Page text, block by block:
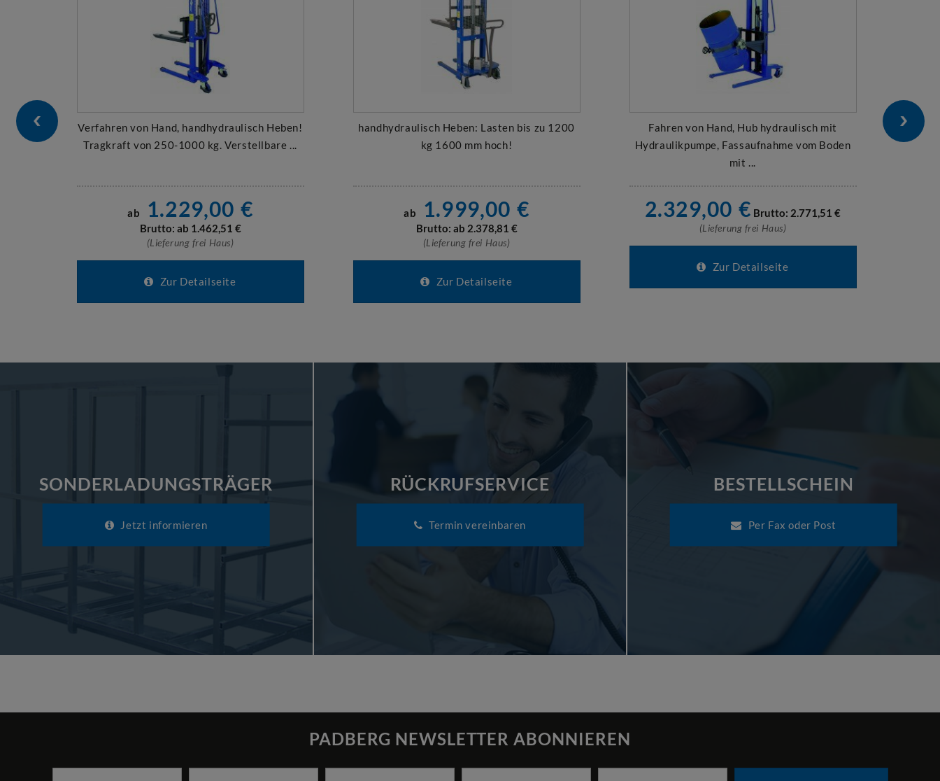
Verfahren von Hand, handhydraulisch Heben!
Tragkraft von 250-1000 kg. Verstellbare ...
ab 1.229,00 €
Brutto: ab 1.462,51 €
(Lieferung frei Haus)
Zur Detailseite
handhydraulisch Heben: Lasten bis zu 1200
kg 1600 mm hoch!
ab 1.999,00 €
Brutto: ab 2.378,81 €
(Lieferung frei Haus)
Zur Detailseite
Fahren von Hand, Hub hydraulisch mit
Hydraulikpumpe, Fassaufnahme vom Boden
mit ...
2.329,00 € Brutto: 2.771,51 €
(Lieferung frei Haus)
Zur Detailseite
SONDERLADUNGSTRÄGER
Jetzt informieren
RÜCKRUFSERVICE
Termin vereinbaren
BESTELLSCHEIN
Per Fax oder Post
PADBERG NEWSLETTER ABONNIEREN